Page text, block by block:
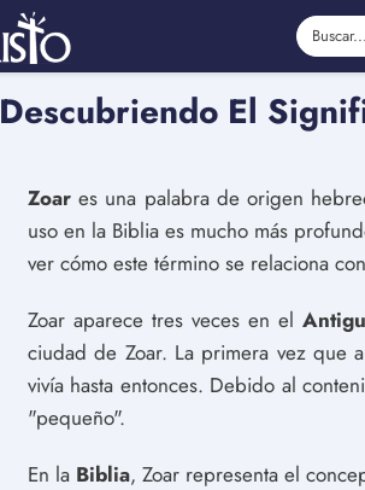
Descubriendo El
Zoar es una palabra de origen
uso en la Biblia es mucho más
ver cómo este término se relaciona
Zoar aparece tres veces en el
ciudad de Zoar. La primera vez que
vivía hasta entonces. Debido al
"pequeño".
En la Biblia, Zoar representa el